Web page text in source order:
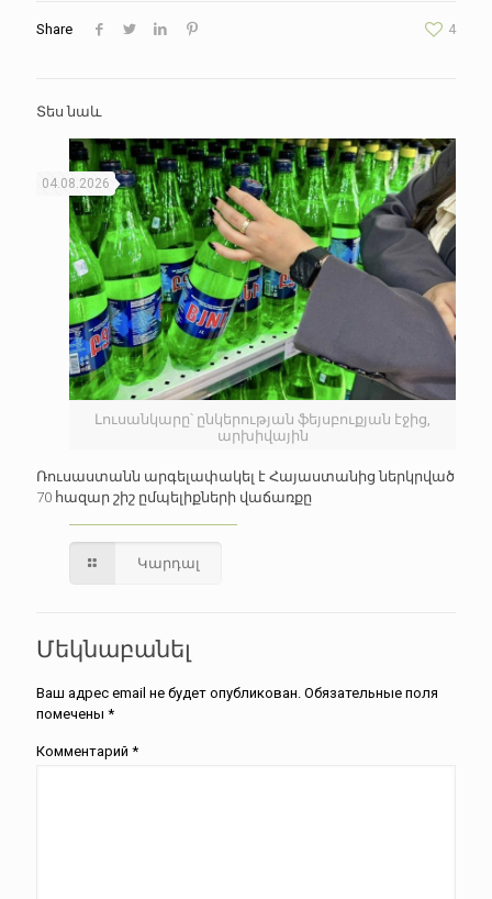
Share 4
Տես նաև
Լուսանկարը՝ ընկերության ֆեյսբուքյան էջից,
արխիվային
04.08.2026
Ռուսաստանն արգելափակել է Հայաստանից ներկրված
70 հազար շիշ ըմպելիքների վաճառքը
Կարդալ
Մեկնաբանել
Ваш адрес email не будет опубликован. Обязательные поля
помечены *
Комментарий *